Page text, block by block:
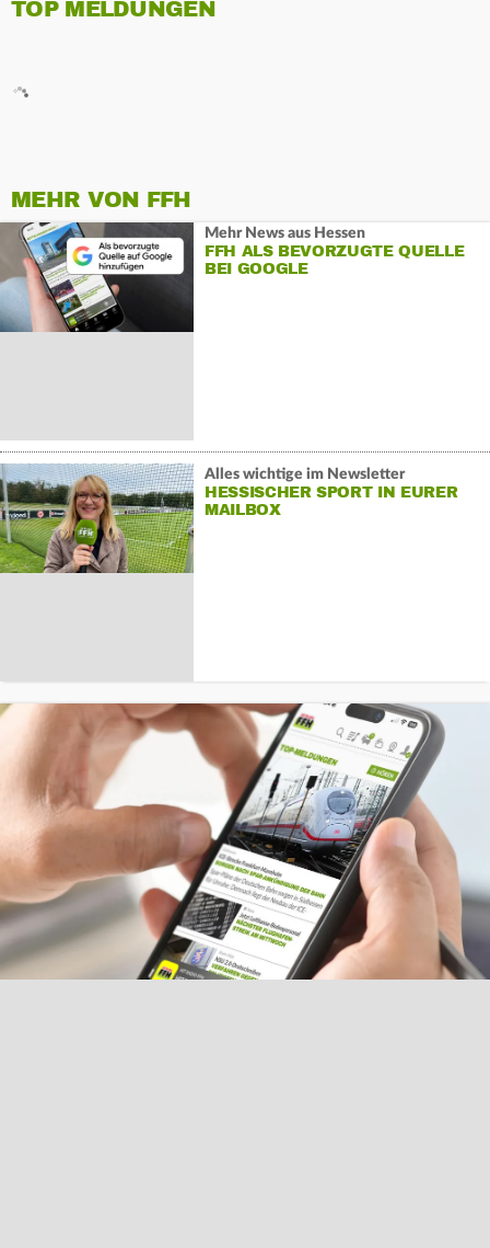
TOP MELDUNGEN
MEHR VON FFH
Mehr News aus Hessen
FFH ALS BEVORZUGTE QUELLE
BEI GOOGLE
Alles wichtige im Newsletter
HESSISCHER SPORT IN EURER
MAILBOX